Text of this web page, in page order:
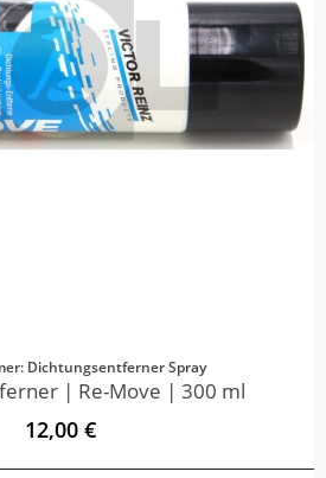
Dichtungsentferner Spray
| Re-Move | 300 ml
12,00 €